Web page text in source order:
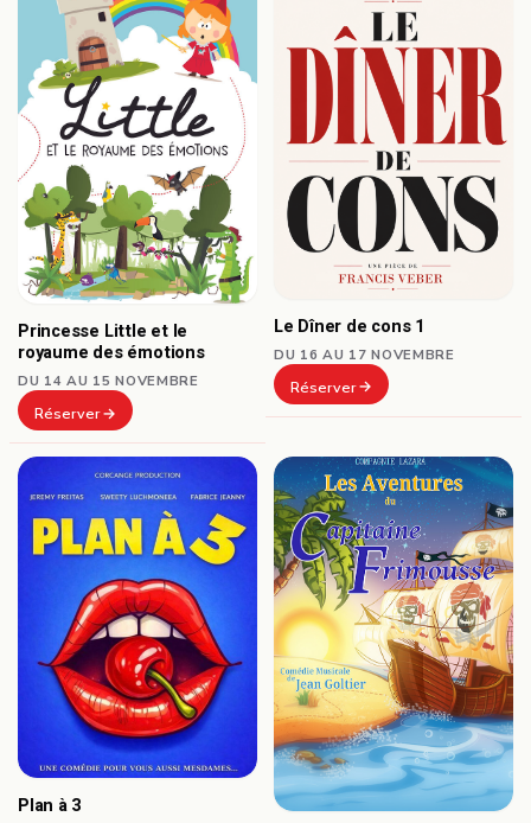
Princesse Little et le
royaume des émotions
DU 14 AU 15 NOVEMBRE
Réserver
Le Dîner de cons 1
DU 16 AU 17 NOVEMBRE
Réserver
Plan à 3